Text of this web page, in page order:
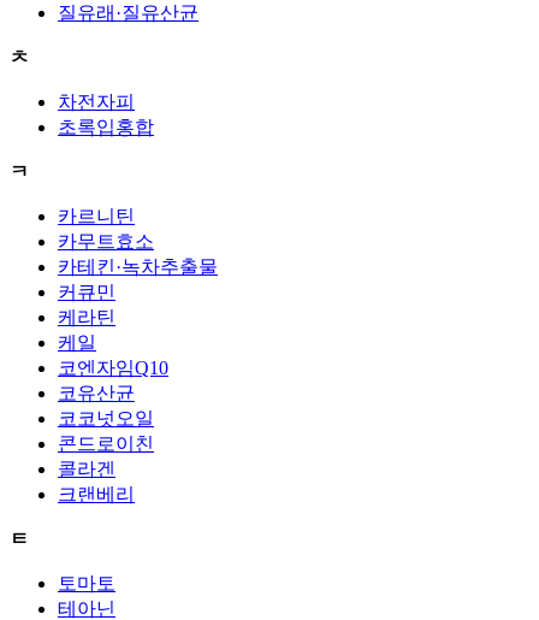
질유래·질유산균
ㅊ
차전자피
초록입홍합
ㅋ
카르니틴
카무트효소
카테킨·녹차추출물
커큐민
케라틴
케일
코엔자임Q10
코유산균
코코넛오일
콘드로이친
콜라겐
크랜베리
ㅌ
토마토
테아닌